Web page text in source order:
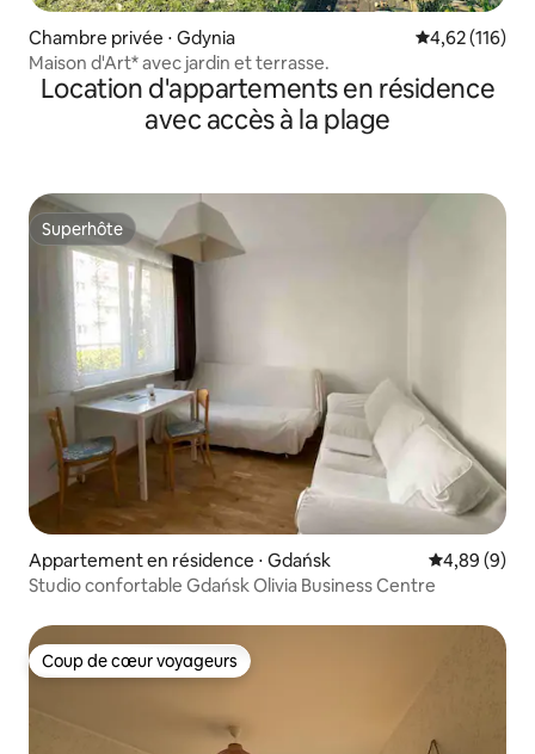
Chambre privée ⋅ Gdynia Évaluation
4,62 (116)
Maison d'Art* avec jardin et terrasse.
Location d'appartements en résidence
avec accès à la plage
Superhôte
Superhôte
Appartement en résidence ⋅ Gdańsk Évaluation
4,89 (9)
Studio confortable Gdańsk Olivia Business Centre
Coup de cœur voyageurs
Coup de cœur voyageurs